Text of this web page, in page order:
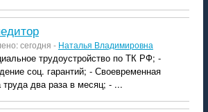
сегодня - Наталья Владимировна
трудоустройство по ТК РФ; -
соц. гарантий; - Своевременная
труда два раза в месяц; - ...